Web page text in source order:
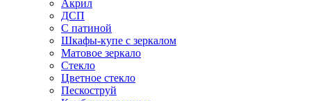
Акрил
ДСП
С патиной
Шкафы-купе с зеркалом
Матовое зеркало
Стекло
Цветное стекло
Пескоструй